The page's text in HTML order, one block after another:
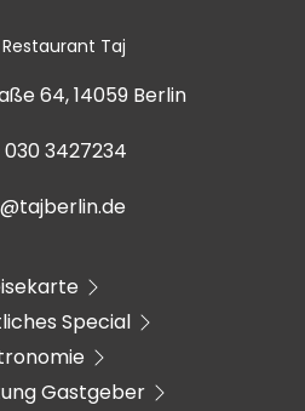
Taj
64, 14059 Berlin
030 3427234
Special
Gastgeber